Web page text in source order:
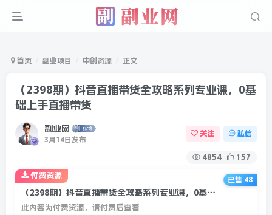
首页 副业项目 中创资源 正文
（2398期）抖音直播带货全攻略系列专业课，0基
础上手直播带货
副业网
3月14日发布
关注 私信
4854 157
（2398期）抖音直播带货全攻略系列专业课，0基础上手直播带货
此内容为付费资源，请付费后查看
付费资源
已售 48